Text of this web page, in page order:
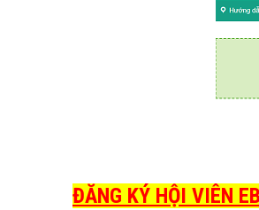
ĐĂNG KÝ HỘI VIÊN